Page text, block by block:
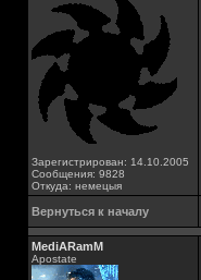
Зарегистрирован: 14.10.2005
Сообщения: 9828
Откуда: немецыя
Вернуться к началу
MediARamM
Apostate